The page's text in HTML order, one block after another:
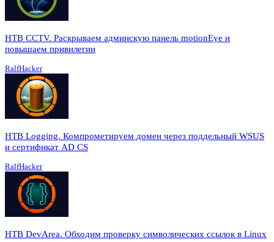
HTB CCTV. Раскрываем админскую панель motionEye и
повышаем привилегии
RalfHacker
HTB Logging. Компрометируем домен через поддельный WSUS
и сертификат AD CS
RalfHacker
HTB DevArea. Обходим проверку символических ссылок в Linux